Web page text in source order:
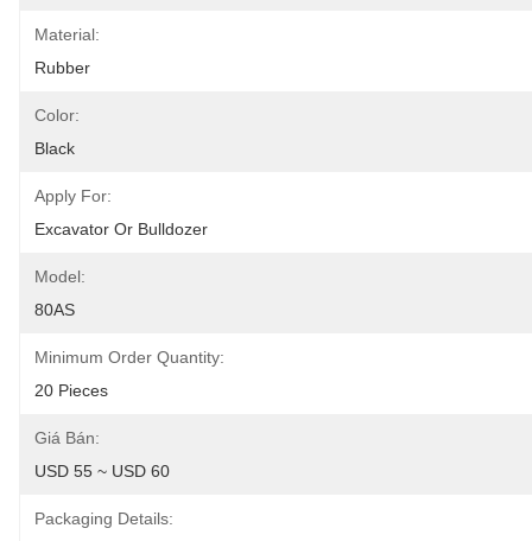
Material:
Rubber
Color:
Black
Apply For:
Excavator Or Bulldozer
Model:
80AS
Minimum Order Quantity:
20 Pieces
Giá Bán:
USD 55 ~ USD 60
Packaging Details: